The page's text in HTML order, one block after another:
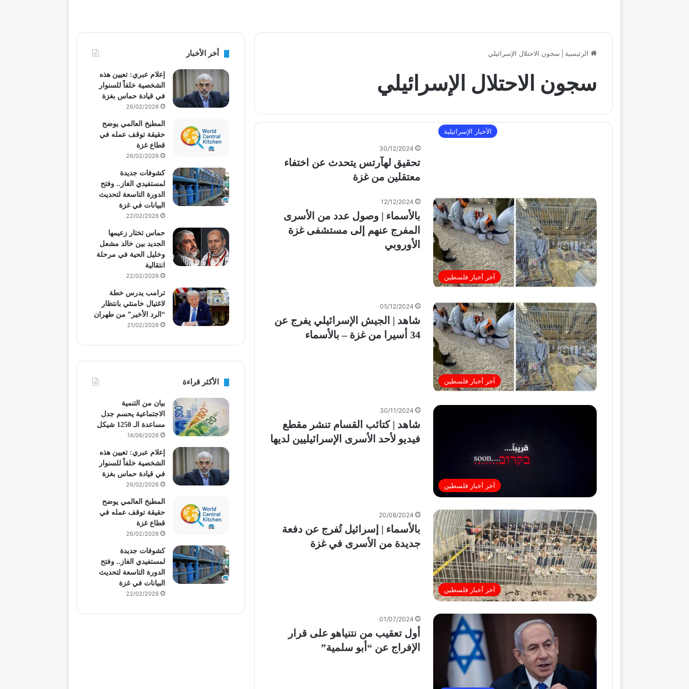
الرئيسية سجون الاحتلال الإسرائيلي
سجون الاحتلال الإسرائيلي
الأخبار الإسرائيلية
30/12/2024
تحقيق لهآرتس يتحدث عن اختفاء
معتقلين من غزة
آخر أخبار فلسطين
12/12/2024
بالأسماء | وصول عدد من الأسرى
المفرج عنهم إلى مستشفى غزة
الأوروبي
آخر أخبار فلسطين
05/12/2024
شاهد | الجيش الإسرائيلي يفرج عن
34 أسيرا من غزة – بالأسماء
آخر أخبار فلسطين
30/11/2024
شاهد | كتائب القسام تنشر مقطع
فيديو لأحد الأسرى الإسرائيليين لديها
آخر أخبار فلسطين
20/08/2024
بالأسماء | إسرائيل تُفرج عن دفعة
جديدة من الأسرى في غزة
01/07/2024
أول تعقيب من نتنياهو على قرار
الإفراج عن “أبو سلمية”
أخر الأخبار
إعلام عبري: تعيين هذه
الشخصية خلفاً للسنوار
في قيادة حماس بغزة
26/02/2026
المطبخ العالمي يوضح
حقيقة توقف عمله في
قطاع غزة
26/02/2026
كشوفات جديدة
لمستفيدي الغاز.. وفتح
الدورة التاسعة لتحديث
البيانات في غزة
22/02/2026
حماس تختار زعيمها
الجديد بين خالد مشعل
وخليل الحية في مرحلة
انتقالية
22/02/2026
ترامب يدرس خطة
لاغتيال خامنئي بانتظار
“الرد الأخير” من طهران
21/02/2026
الأكثر قراءة
بيان من التنمية
الاجتماعية يحسم جدل
مساعدة الـ 1250 شيكل
14/06/2026
إعلام عبري: تعيين هذه
الشخصية خلفاً للسنوار
في قيادة حماس بغزة
26/02/2026
المطبخ العالمي يوضح
حقيقة توقف عمله في
قطاع غزة
26/02/2026
كشوفات جديدة
لمستفيدي الغاز.. وفتح
الدورة التاسعة لتحديث
البيانات في غزة
22/02/2026